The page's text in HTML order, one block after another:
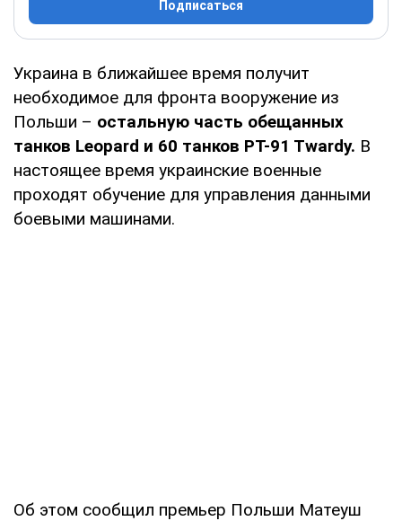
Подписаться
Украина в ближайшее время получит
необходимое для фронта вооружение из
Польши – остальную часть обещанных
танков Leopard и 60 танков PT-91 Twardy. В
настоящее время украинские военные
проходят обучение для управления данными
боевыми машинами.
Об этом сообщил премьер Польши Матеуш